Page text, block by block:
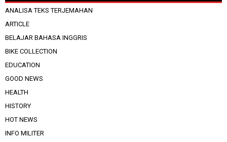
ANALISA TEKS TERJEMAHAN
ARTICLE
BELAJAR BAHASA INGGRIS
BIKE COLLECTION
EDUCATION
GOOD NEWS
HEALTH
HISTORY
HOT NEWS
INFO MILITER